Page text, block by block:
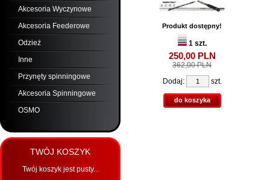
Akcesoria Wyczynowe
Akcesoria Feederowe
Odzież
Inne
Przynęty spinningowe
Akcesoria Spinningowe
OSMO
TWÓJ KOSZYK
Twój koszyk jest pusty...
Produkt dostępny!
1 szt.
250,00PLN
362,00 PLN
Dodaj:
szt.
do koszyka